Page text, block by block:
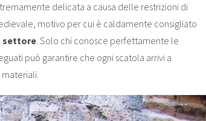
delicata a causa delle restrizioni di
motivo per cui è caldamente consigliato
settore. Solo chi conosce perfettamente le
può garantire che ogni scatola arrivi a